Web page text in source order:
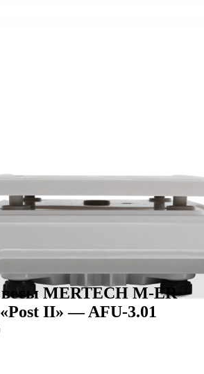
MERTECH M-ER
II» — AFU-3.01